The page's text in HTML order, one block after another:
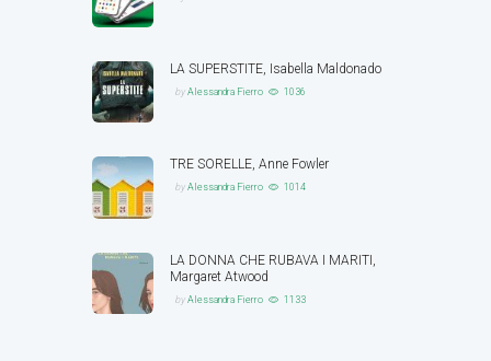
LA SUPERSTITE, Isabella Maldonado
byAlessandra Fierro 1036
TRE SORELLE, Anne Fowler
byAlessandra Fierro 1014
LA DONNA CHE RUBAVA I MARITI,
Margaret Atwood
byAlessandra Fierro 1133